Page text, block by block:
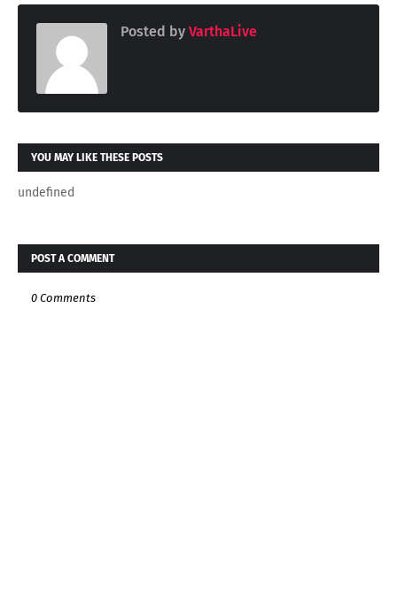
Posted by VarthaLive
YOU MAY LIKE THESE POSTS
undefined
POST A COMMENT
0 Comments